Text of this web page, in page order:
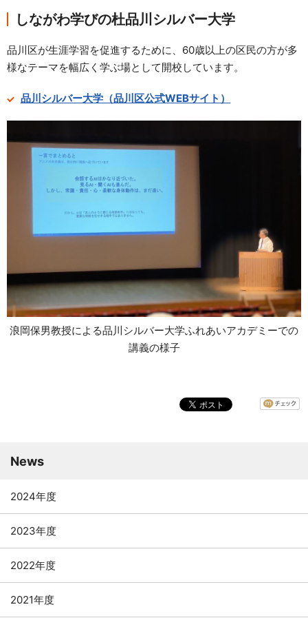
しながわ学びの杜品川シルバー大学
品川区が生涯学習を促進するために、60歳以上の区民の方が多
様なテーマを幅広く学ぶ場として開校しています。
品川シルバー大学（品川区公式WEBサイト）
浪岡保男教授による品川シルバー大学ふれあいアカデミーでの
講義の様子
News
2024年度
2023年度
2022年度
2021年度